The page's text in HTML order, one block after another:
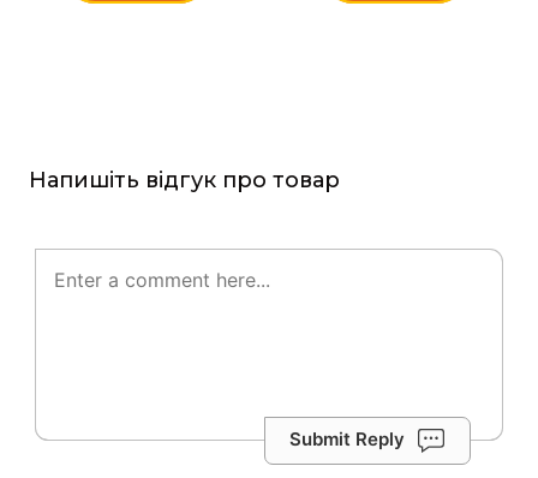
Напишіть відгук про товар
Submit Reply